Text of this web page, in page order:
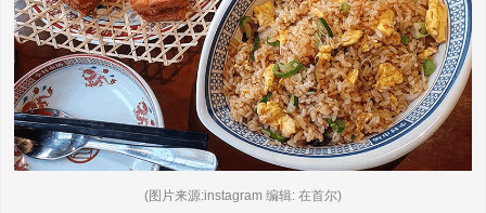
(图片来源:instagram 编辑: 在首尔)